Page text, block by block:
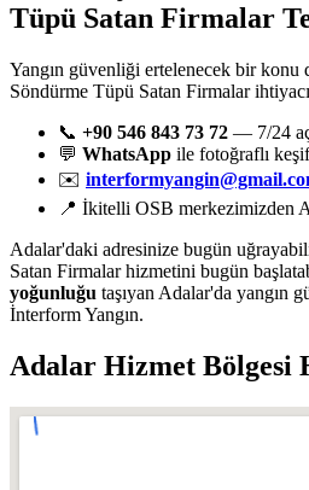
Tüpü Satan Firmalar
Yangın güvenliği ertelenecek bir konu
Söndürme Tüpü Satan Firmalar
📞 +90 546 843 73 72 — 7/24
💬 WhatsApp ile fotoğraflı
✉️
📍 İkitelli OSB merkezimizden
Adalar'daki adresinize bugün
Satan Firmalar hizmetini bugün
yoğunluğu taşıyan Adalar'da yangın
İnterform Yangın.
Adalar Hizmet Bölgesi